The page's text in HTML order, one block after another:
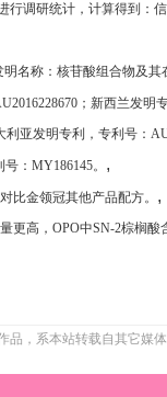
行调研统计，计算得到：
明名称：核苷酸组合物及
；新西兰发明专
亚发明专利，专利号：
：MY186145。 ,
比金领冠其他产品配方。 ,
更高，OPO中SN-2棕榈酸
，系本站转载自其它媒